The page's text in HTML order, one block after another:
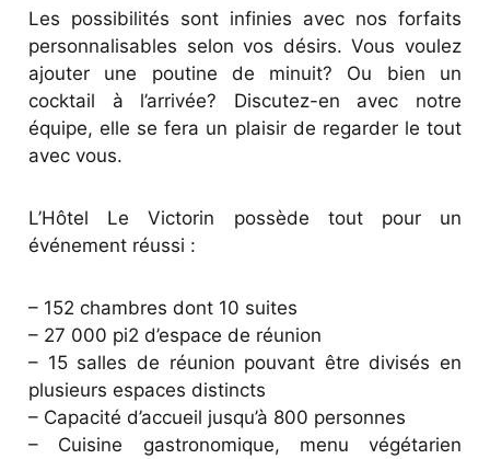
Les possibilités sont infinies avec nos forfaits
personnalisables selon vos désirs. Vous voulez
ajouter une poutine de minuit? Ou bien un
cocktail à l’arrivée? Discutez-en avec notre
équipe, elle se fera un plaisir de regarder le tout
avec vous.
L’Hôtel Le Victorin possède tout pour un
événement réussi :
– 152 chambres dont 10 suites
– 27 000 pi2 d’espace de réunion
– 15 salles de réunion pouvant être divisés en
plusieurs espaces distincts
– Capacité d’accueil jusqu’à 800 personnes
– Cuisine gastronomique, menu végétarien